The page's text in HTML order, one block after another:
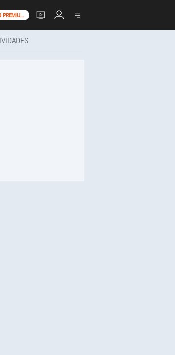
OBTENHA O PREMIUM+